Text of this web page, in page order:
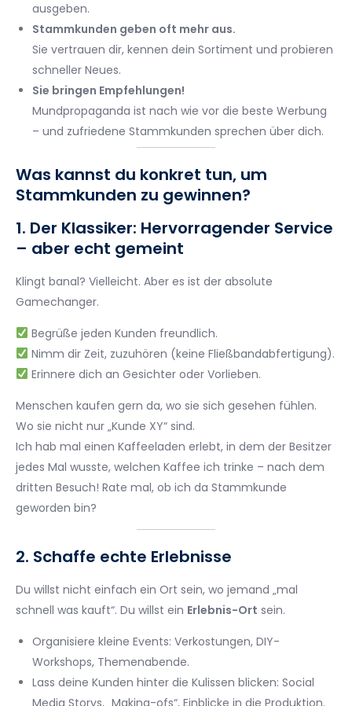
ausgeben.
Stammkunden geben oft mehr aus.
Sie vertrauen dir, kennen dein Sortiment und probieren
schneller Neues.
Sie bringen Empfehlungen!
Mundpropaganda ist nach wie vor die beste Werbung
– und zufriedene Stammkunden sprechen über dich.
Was kannst du konkret tun, um
Stammkunden zu gewinnen?
1. Der Klassiker: Hervorragender Service
– aber echt gemeint
Klingt banal? Vielleicht. Aber es ist der absolute
Gamechanger.
Begrüße jeden Kunden freundlich.
Nimm dir Zeit, zuzuhören (keine Fließbandabfertigung).
Erinnere dich an Gesichter oder Vorlieben.
Menschen kaufen gern da, wo sie sich gesehen fühlen.
Wo sie nicht nur „Kunde XY“ sind.
Ich hab mal einen Kaffeeladen erlebt, in dem der Besitzer
jedes Mal wusste, welchen Kaffee ich trinke – nach dem
dritten Besuch! Rate mal, ob ich da Stammkunde
geworden bin?
2. Schaffe echte Erlebnisse
Du willst nicht einfach ein Ort sein, wo jemand „mal
schnell was kauft“. Du willst ein Erlebnis-Ort sein.
Organisiere kleine Events: Verkostungen, DIY-
Workshops, Themenabende.
Lass deine Kunden hinter die Kulissen blicken: Social